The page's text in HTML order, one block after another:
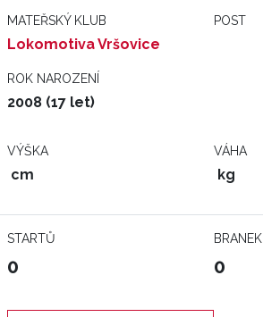
MATEŘSKÝ KLUB
Lokomotiva Vršovice
POST
ROK NAROZENÍ
2008 (17 let)
VÝŠKA
cm
VÁHA
kg
STARTŮ
0
BRANEK
0